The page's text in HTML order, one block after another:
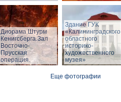
Диорама Штурм
Кенигсберга.Зал
Восточно-
Прусская
операция.
Здание ГУК
«Калининградского
областного
историко-
художественного
музея»
Еще фотографии